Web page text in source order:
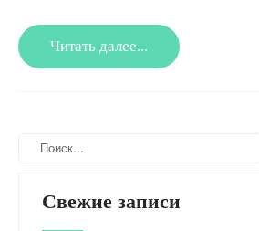
Читать далее...
Свежие записи